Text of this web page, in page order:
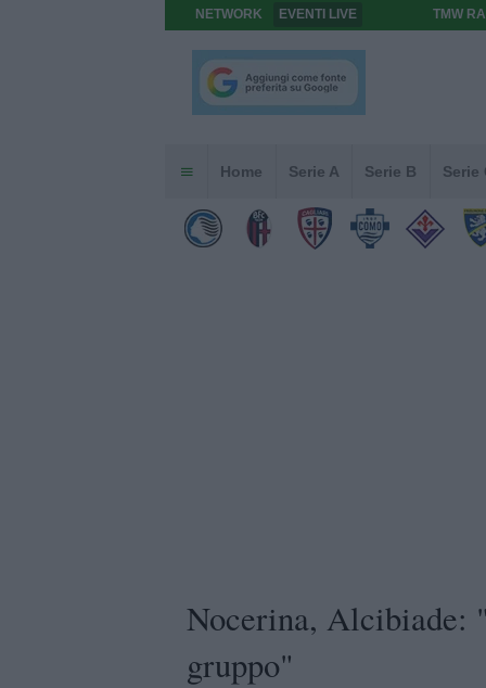
NETWORK EVENTI LIVE TMW
Home Serie A Serie B Serie
Nocerina, Alcibiade:
gruppo"